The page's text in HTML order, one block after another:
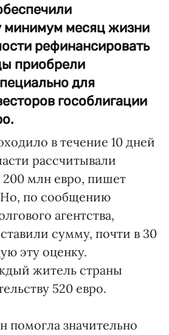
минимум месяц жизни
рефинансировать
приобрели
для
гособлигации
в течение 10 дней
рассчитывали
200 млн евро, пишет
Но, по сообщению
агентства,
сумму, почти в 30
эту оценку.
житель страны
520 евро.
помогла значительно